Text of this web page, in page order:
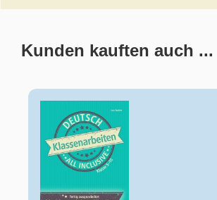
Kunden kauften auch ...
Deutsch Klasse 5-10